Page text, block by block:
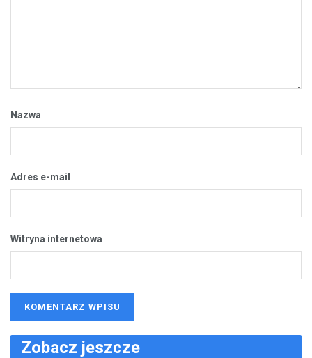
Nazwa
Adres e-mail
Witryna internetowa
Zobacz jeszcze